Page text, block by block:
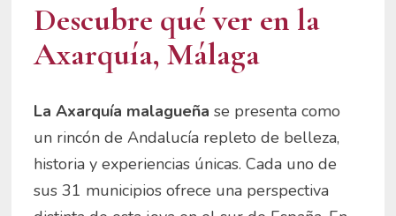
Descubre qué ver en la
Axarquía, Málaga
La Axarquía malagueña se presenta como
un rincón de Andalucía repleto de belleza,
historia y experiencias únicas. Cada uno de
sus 31 municipios ofrece una perspectiva